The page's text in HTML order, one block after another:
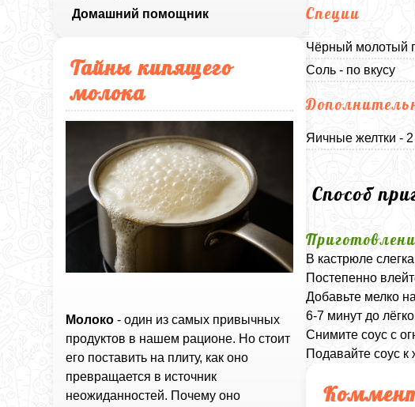
Домашний помощник
Тайны кипящего
молока
Молоко - один из самых привычных
продуктов в нашем рационе. Но стоит
его поставить на плиту, как оно
превращается в источник
неожиданностей. Почему оно
Специи
Чёрный молотый
Соль - по вкусу
Яичные желтки -
Способ
В кастрюле
Постепенно
Добавьте мелко
6-7 минут до
Снимите соус с
Подавайте соус